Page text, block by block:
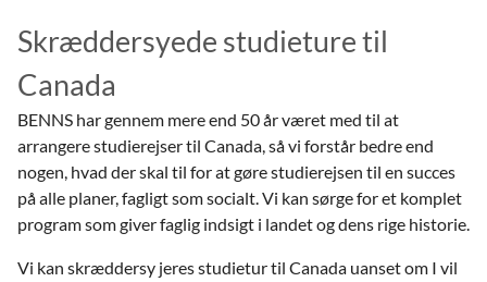
Skræddersyede studieture til
Canada
BENNS har gennem mere end 50 år været med til at
arrangere studierejser til Canada, så vi forstår bedre end
nogen, hvad der skal til for at gøre studierejsen til en succes
på alle planer, fagligt som socialt. Vi kan sørge for et komplet
program som giver faglig indsigt i landet og dens rige historie.
Vi kan skræddersy jeres studietur til Canada uanset om I vil